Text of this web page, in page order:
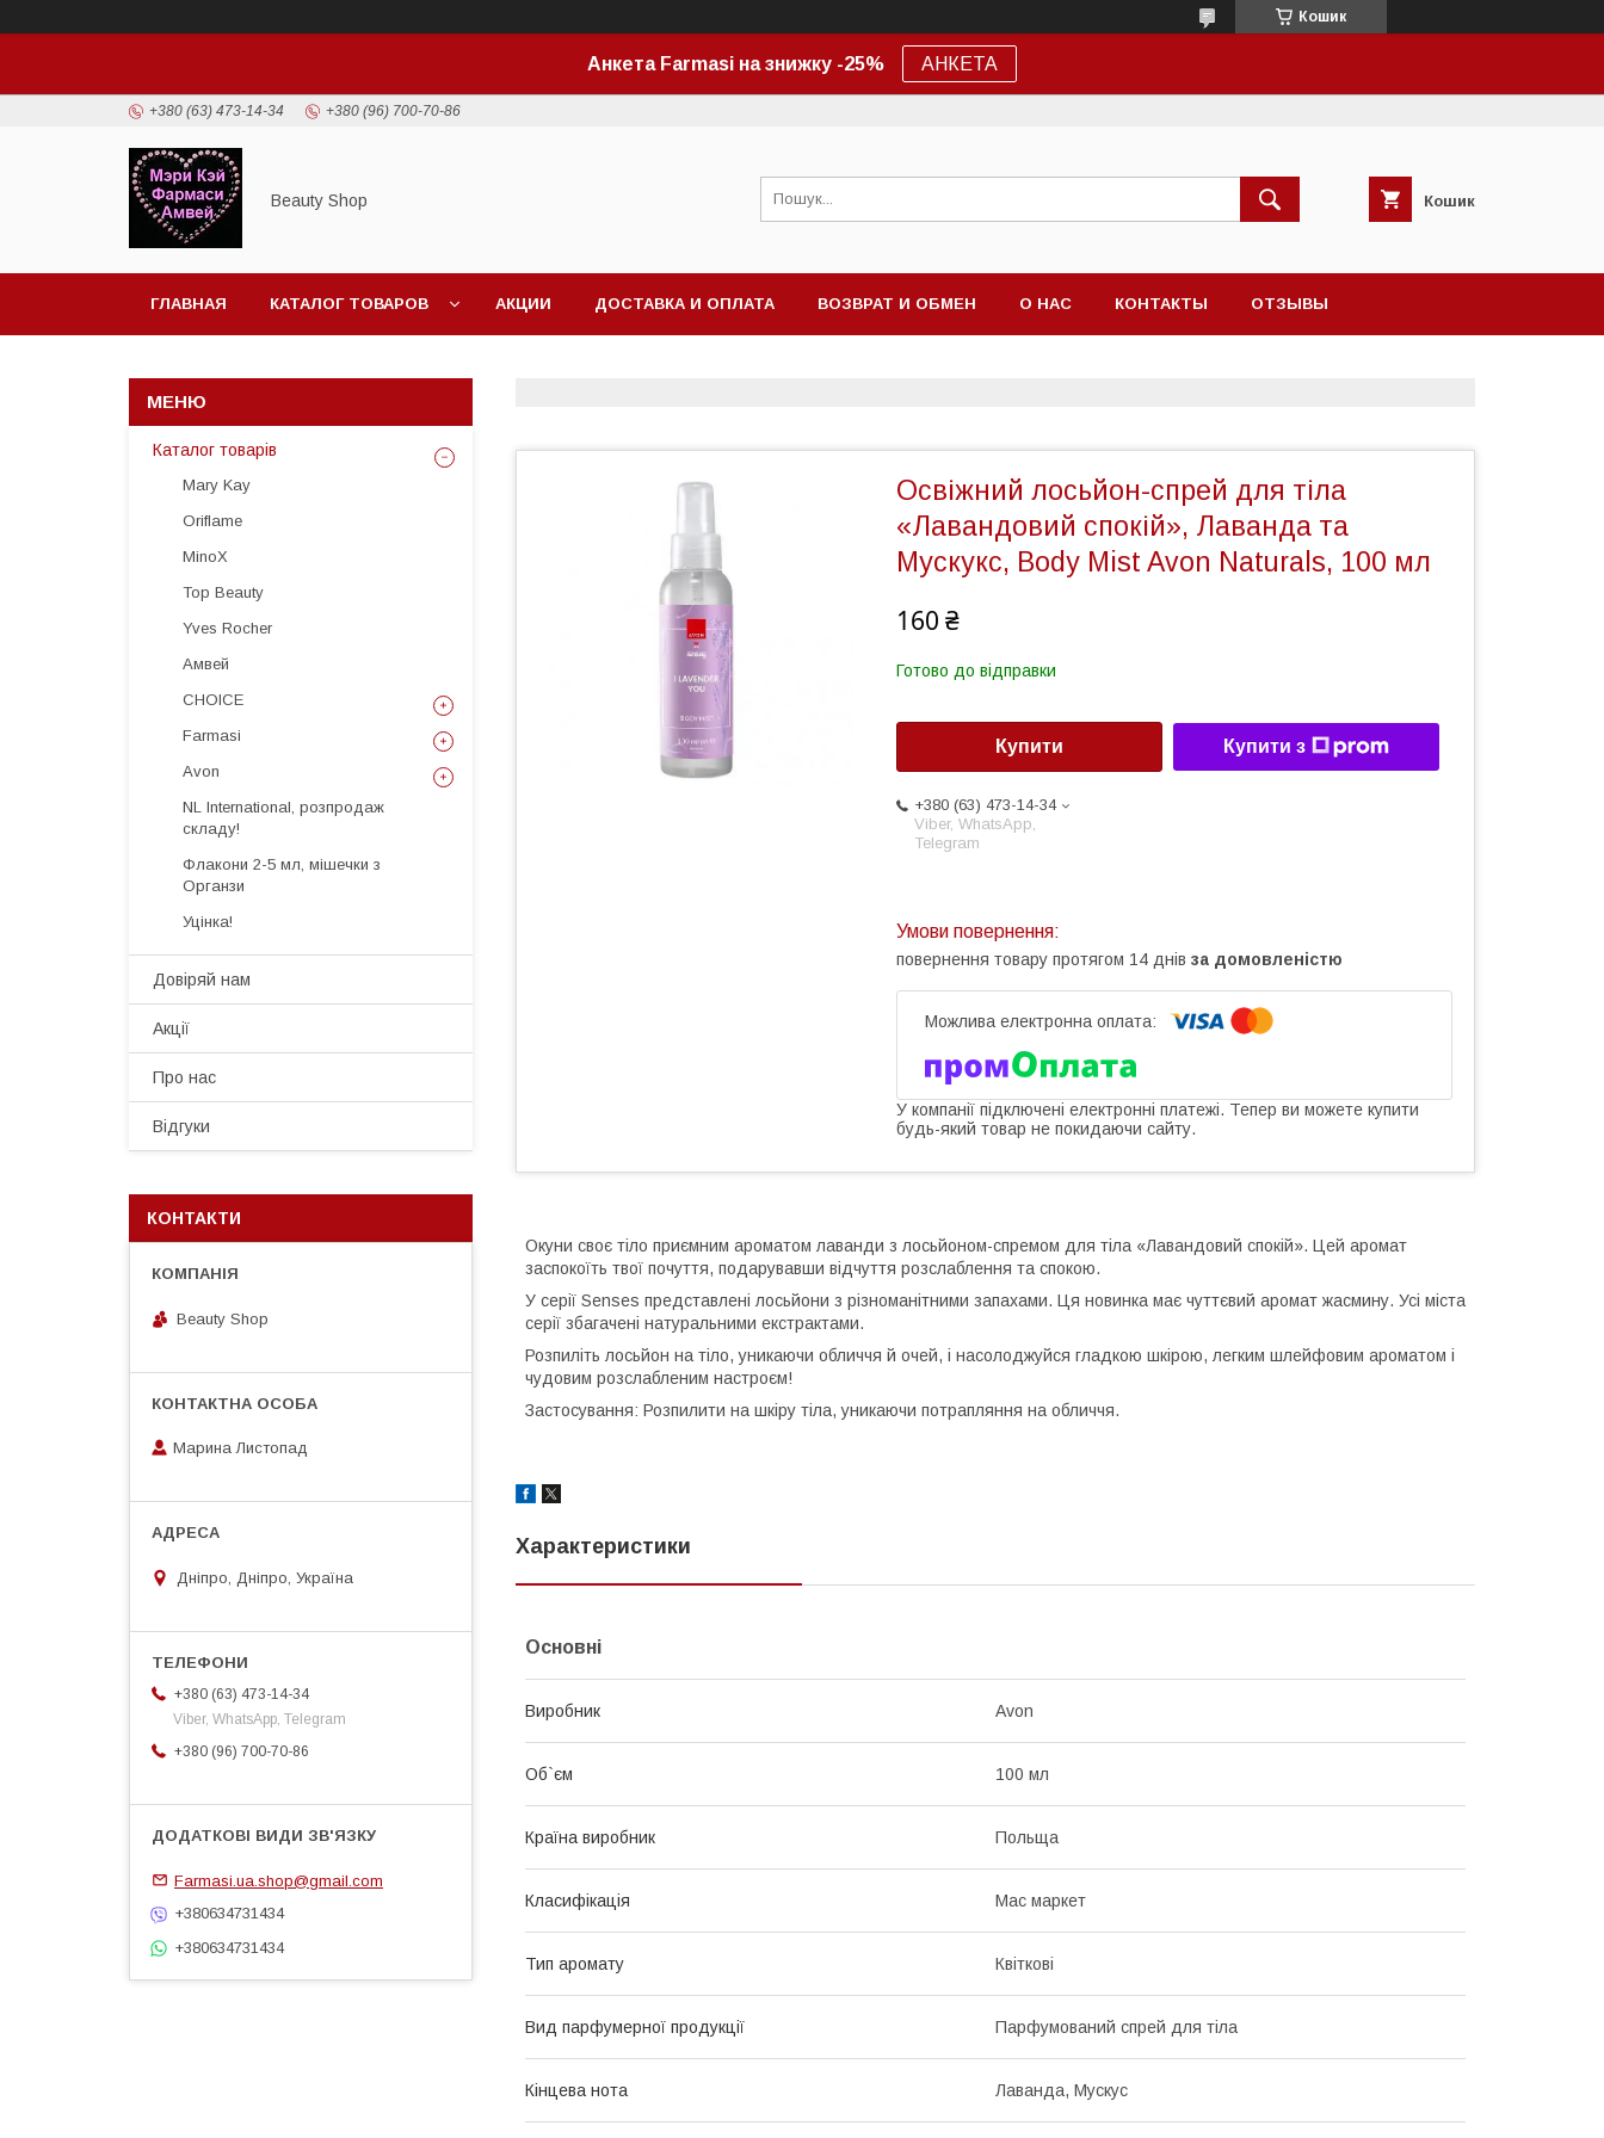
Кошик
Анкета Farmasi на знижку -25% АНКЕТА
+380 (63) 473-14-34 +380 (96) 700-70-86
Beauty Shop Кошик
ГЛАВНАЯ КАТАЛОГ ТОВАРОВ АКЦИИ ДОСТАВКА И ОПЛАТА ВОЗВРАТ И ОБМЕН О НАС КОНТАКТЫ ОТЗЫВЫ
Освіжний лосьйон-спрей для тіла
«Лавандовий спокій», Лаванда та
Мускукс, Body Mist Avon Naturals, 100 мл
160 ₴
Готово до відправки
Купити Купити з
+380 (63) 473-14-34
Viber, WhatsApp,
Telegram
повернення товару протягом 14 днів за домовленістю
У компанії підключені електронні платежі. Тепер ви можете купити
будь-який товар не покидаючи сайту.
Окуни своє тіло приємним ароматом лаванди з лосьйоном-спремом для тіла «Лавандовий спокій». Цей аромат
заспокоїть твої почуття, подарувавши відчуття розслаблення та спокою.
У серії Senses представлені лосьйони з різноманітними запахами. Ця новинка має чуттєвий аромат жасмину. Усі міста
серії збагачені натуральними екстрактами.
Розпиліть лосьйон на тіло, уникаючи обличчя й очей, і насолоджуйся гладкою шкірою, легким шлейфовим ароматом і
чудовим розслабленим настроєм!
Застосування: Розпилити на шкіру тіла, уникаючи потрапляння на обличчя.
Характеристики
Основні
Виробник Avon
Об`єм 100 мл
Країна виробник Польща
Класифікація Мас маркет
Тип аромату Квіткові
Вид парфумерної продукції Парфумований спрей для тіла
Кінцева нота Лаванда, Мускус
Каталог товарів
Mary Kay
Oriflame
MinoX
Top Beauty
Yves Rocher
Амвей
CHOICE
Farmasi
Avon
NL International, розпродаж
складу!
Флакони 2-5 мл, мішечки з
Органзи
Уцінка!
Довіряй нам
Акції
Про нас
Відгуки
КОНТАКТИ
Beauty Shop
Марина Листопад
Дніпро, Дніпро, Україна
+380 (63) 473-14-34
Viber, WhatsApp, Telegram
+380 (96) 700-70-86
Farmasi.ua.shop@gmail.com
+380634731434
+380634731434